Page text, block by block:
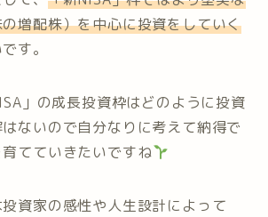
増配株）を中心に投資をしていく
す。
」の成長投資枠はどのように投資
ないので自分なりに考えて納得で
てていきたいですね
資家の感性や人生設計によって